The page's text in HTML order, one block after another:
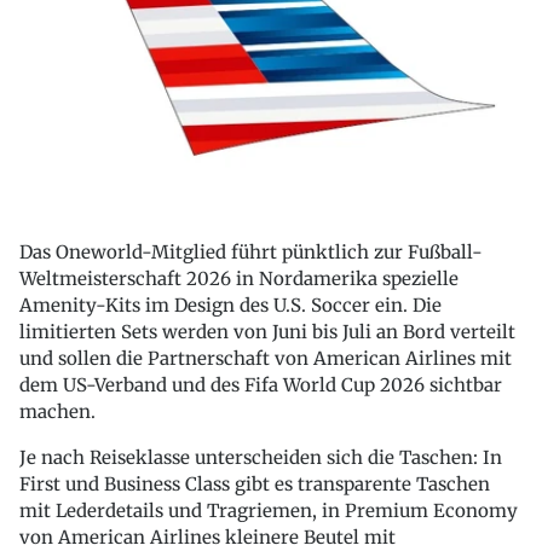
Das Oneworld-Mitglied führt pünktlich zur Fußball-
Weltmeisterschaft 2026 in Nordamerika spezielle
Amenity-Kits im Design des U.S. Soccer ein. Die
limitierten Sets werden von Juni bis Juli an Bord verteilt
und sollen die Partnerschaft von American Airlines mit
dem US-Verband und des Fifa World Cup 2026 sichtbar
machen.
Je nach Reiseklasse unterscheiden sich die Taschen: In
First und Business Class gibt es transparente Taschen
mit Lederdetails und Tragriemen, in Premium Economy
von American Airlines kleinere Beutel mit